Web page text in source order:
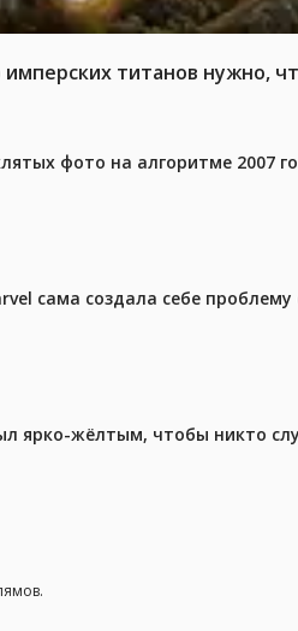
титанов нужно,
фото на алгоритме 2007
сама создала себе
ярко-жёлтым, чтобы никто